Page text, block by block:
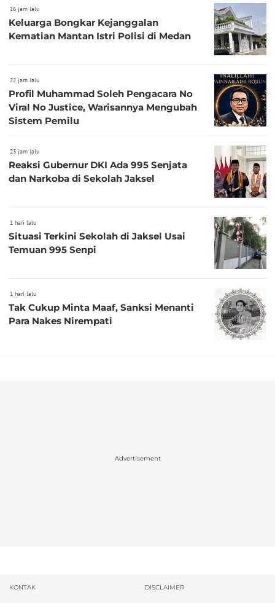
16 jam lalu
Keluarga Bongkar Kejanggalan
Kematian Mantan Istri Polisi di Medan
22 jam lalu
Profil Muhammad Soleh Pengacara No
Viral No Justice, Warisannya Mengubah
Sistem Pemilu
23 jam lalu
Reaksi Gubernur DKI Ada 995 Senjata
dan Narkoba di Sekolah Jaksel
1 hari lalu
Situasi Terkini Sekolah di Jaksel Usai
Temuan 995 Senpi
1 hari lalu
Tak Cukup Minta Maaf, Sanksi Menanti
Para Nakes Nirempati
Advertisement
KONTAK DISCLAIMER